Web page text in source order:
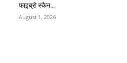
फाइब्रो स्कैन...
August 1, 2026